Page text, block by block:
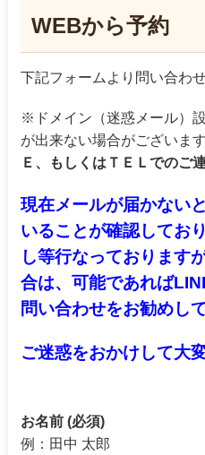
WEBから予約
下記フォームより問い合わ
※ドメイン（迷惑メール）
が出来ない場合がございま
Ｅ、もしくはＴＥＬでのご
現在メールが届かない
いることが確認してお
し等行なっております
合は、可能であれば
問い合わせをお勧めし
ご迷惑をおかけして大
お名前 (必須)
例：田中 太郎